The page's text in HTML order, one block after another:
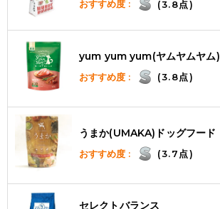
おすすめ度 : (3.8点)
yum yum yum(ヤムヤムヤム)
おすすめ度 : (3.8点)
うまか(UMAKA)ドッグフード
おすすめ度 : (3.7点)
セレクトバランス